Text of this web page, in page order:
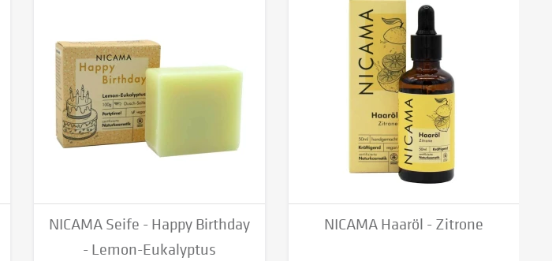
NICAMA Seife - Happy Birthday
- Lemon-Eukalyptus
NICAMA Haaröl - Zitrone